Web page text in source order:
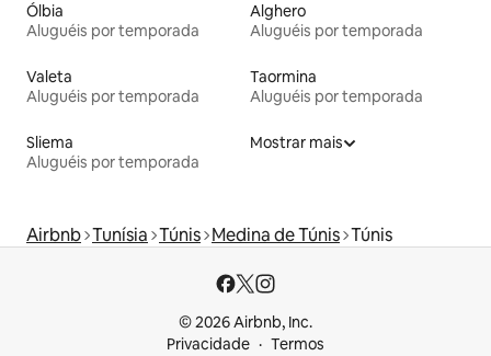
Ólbia
Aluguéis por temporada
Alghero
Aluguéis por temporada
Valeta
Aluguéis por temporada
Taormina
Aluguéis por temporada
Sliema
Aluguéis por temporada
Mostrar mais
Airbnb Tunísia Túnis Medina de Túnis Túnis
© 2026 Airbnb, Inc.
Privacidade
Termos